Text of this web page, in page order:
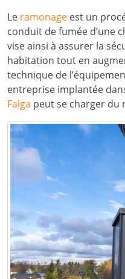
Le ramonage est un
conduit de fumée d’une
vise ainsi à assurer la
habitation tout en
technique de
entreprise implantée
Falga peut se charger du